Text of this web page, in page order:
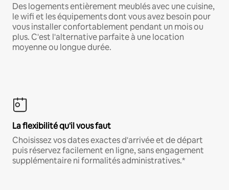
Des logements entièrement meublés avec une cuisine,
le wifi et les équipements dont vous avez besoin pour
vous installer confortablement pendant un mois ou
plus. C'est l'alternative parfaite à une location
moyenne ou longue durée.
La flexibilité qu'il vous faut
Choisissez vos dates exactes d'arrivée et de départ
puis réservez facilement en ligne, sans engagement
supplémentaire ni formalités administratives.*